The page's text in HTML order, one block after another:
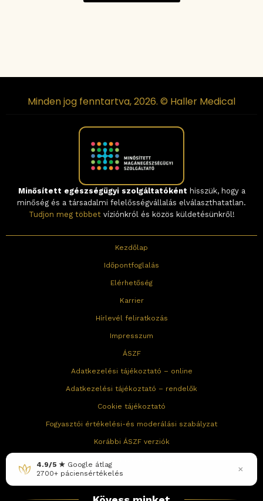
Minden jog fenntartva, 2026. © Haller Medical
Minősített egészségügyi szolgáltatóként hisszük, hogy a
minőség és a társadalmi felelősségvállalás elválaszthatatlan.
Tudjon meg többetvíziónkról és közös küldetésünkről!
×
Kezdőlap
Időpontfoglalás
Elérhetőség
Karrier
Hírlevél feliratkozás
Impresszum
ÁSZF
Adatkezelési tájékoztató – online
Adatkezelési tájékoztató – rendelők
Cookie tájékoztató
Fogyasztói értékelési-és moderálási szabályzat
Korábbi ÁSZF verziók